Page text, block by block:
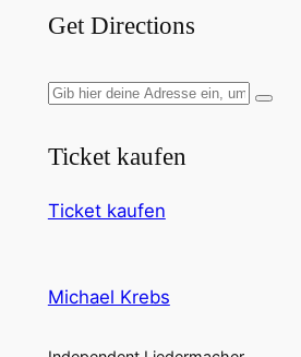
Get Directions
Ticket kaufen
Ticket kaufen
Michael Krebs